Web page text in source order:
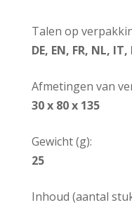
Talen op
DE, EN, FR, NL, IT,
Afmetingen van
30 x 80 x 135
Gewicht (g):
25
Inhoud (aantal